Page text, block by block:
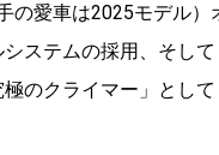
の愛車は2025モデル）
ステムの採用、そして
のクライマー」として